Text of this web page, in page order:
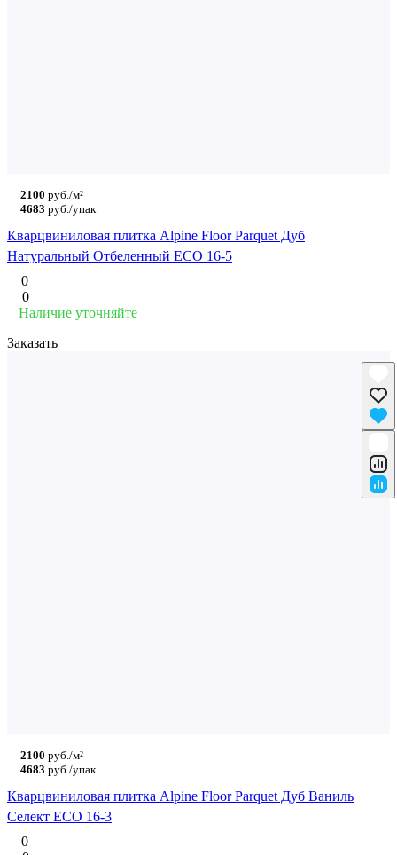
2100 руб./м²
4683 руб./упак
Кварцвиниловая плитка Alpine Floor Parquet Дуб
Натуральный Отбеленный ECO 16-5
0
0
Наличие уточняйте
Заказать
2100 руб./м²
4683 руб./упак
Кварцвиниловая плитка Alpine Floor Parquet Дуб Ваниль
Селект ECO 16-3
0